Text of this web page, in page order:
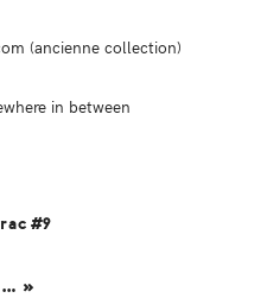
(ancienne collection)
in between
#9
»